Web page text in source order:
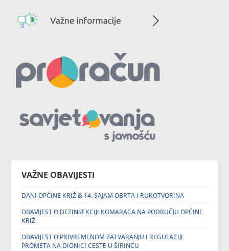
VAŽNE OBAVIJESTI
DANI OPĆINE KRIŽ & 14. SAJAM OBRTA I RUKOTVORINA
OBAVIJEST O DEZINSEKCIJI KOMARACA NA PODRUČJU OPĆINE
KRIŽ
OBAVIJEST O PRIVREMENOM ZATVARANJU I REGULACIJI
PROMETA NA DIONICI CESTE U ŠIRINCU